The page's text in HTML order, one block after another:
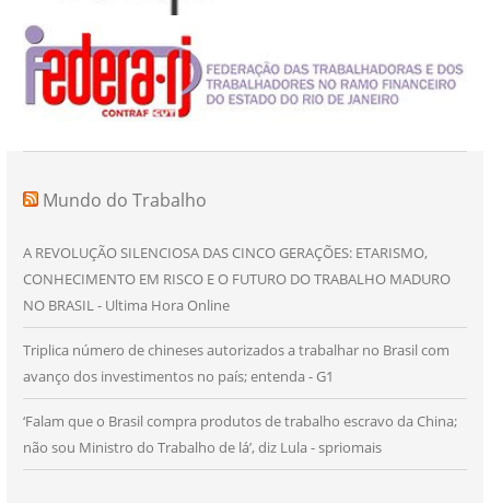
Mundo do Trabalho
A REVOLUÇÃO SILENCIOSA DAS CINCO GERAÇÕES: ETARISMO,
CONHECIMENTO EM RISCO E O FUTURO DO TRABALHO MADURO
NO BRASIL - Ultima Hora Online
Triplica número de chineses autorizados a trabalhar no Brasil com
avanço dos investimentos no país; entenda - G1
‘Falam que o Brasil compra produtos de trabalho escravo da China;
não sou Ministro do Trabalho de lá’, diz Lula - spriomais